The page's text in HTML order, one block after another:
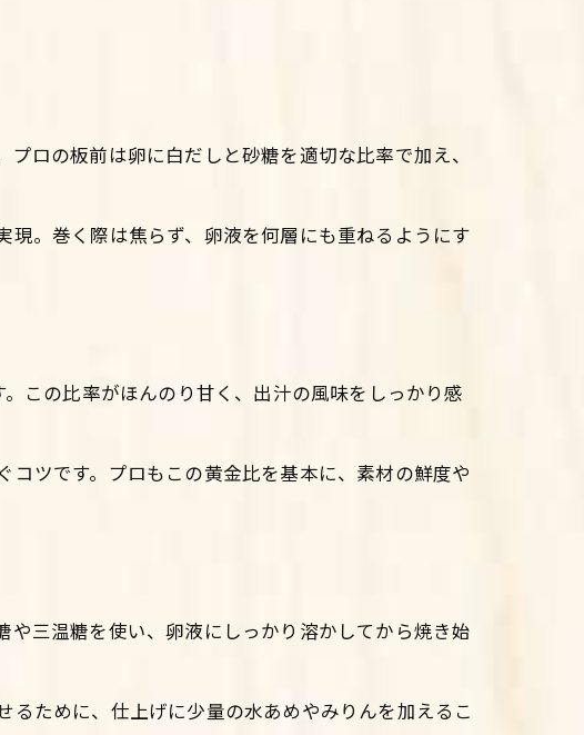
ロの板前は卵に白だしと砂糖を適切な比率で加え、
。巻く際は焦らず、卵液を何層にも重ねるようにす
この比率がほんのり甘く、出汁の風味をしっかり感
ツです。プロもこの黄金比を基本に、素材の鮮度や
三温糖を使い、卵液にしっかり溶かしてから焼き始
ために、仕上げに少量の水あめやみりんを加えるこ